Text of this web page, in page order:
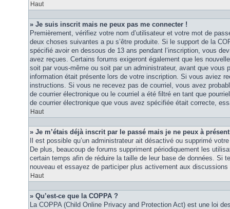
Haut
» Je suis inscrit mais ne peux pas me connecter !
Premièrement, vérifiez votre nom d’utilisateur et votre mot de
deux choses suivantes a pu s’être produite. Si le support de la
spécifié avoir en dessous de 13 ans pendant l’inscription, vous
avez reçues. Certains forums exigeront également que les
soit par vous-même ou soit par un administrateur, avant que vous
information était présente lors de votre inscription. Si vous aviez
instructions. Si vous ne recevez pas de courriel, vous avez
de courrier électronique ou le courriel a été filtré en tant que
de courrier électronique que vous avez spécifiée était correcte,
Haut
» Je m’étais déjà inscrit par le passé mais je ne peux à
Il est possible qu’un administrateur ait désactivé ou supprimé
De plus, beaucoup de forums suppriment périodiquement les
certain temps afin de réduire la taille de leur base de données. Si
nouveau et essayez de participer plus activement aux
Haut
» Qu’est-ce que la COPPA ?
La COPPA (Child Online Privacy and Protection Act) est une loi